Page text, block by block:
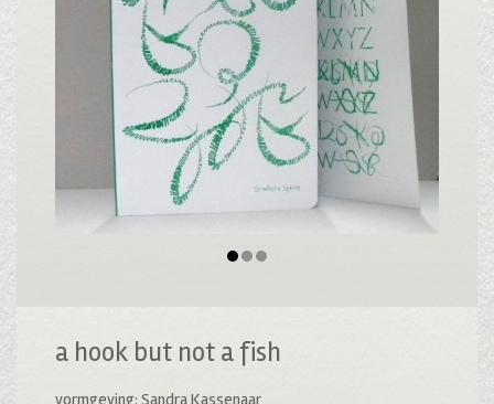
a hook but not a fish
vormgeving: Sandra Kassenaar